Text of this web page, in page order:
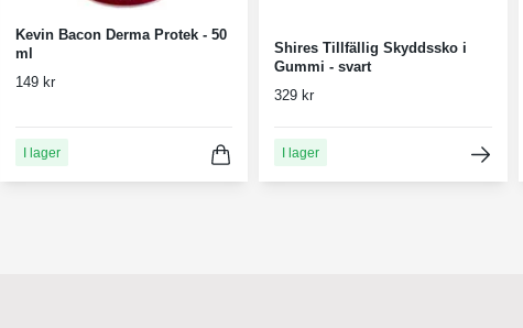
Kevin Bacon Derma Protek - 50
ml
149 kr
I lager
Shires Tillfällig Skyddssko i
Gummi - svart
329 kr
I lager